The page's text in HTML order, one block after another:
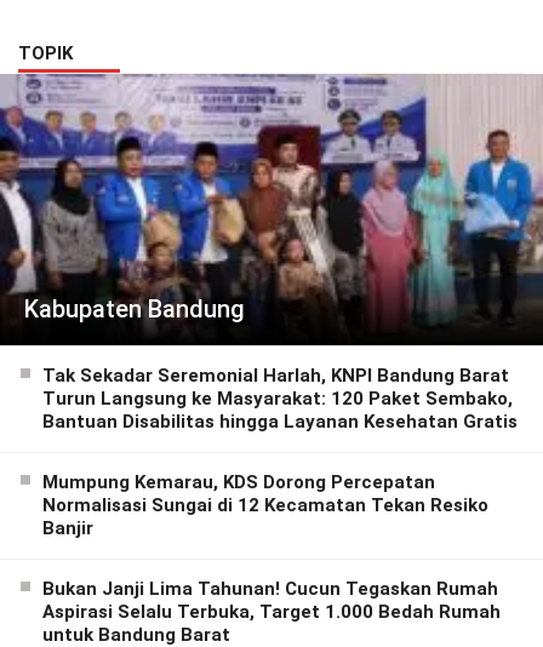
TOPIK
Kabupaten Bandung
Tak Sekadar Seremonial Harlah, KNPI Bandung Barat
Turun Langsung ke Masyarakat: 120 Paket Sembako,
Bantuan Disabilitas hingga Layanan Kesehatan Gratis
Mumpung Kemarau, KDS Dorong Percepatan
Normalisasi Sungai di 12 Kecamatan Tekan Resiko
Banjir
Bukan Janji Lima Tahunan! Cucun Tegaskan Rumah
Aspirasi Selalu Terbuka, Target 1.000 Bedah Rumah
untuk Bandung Barat